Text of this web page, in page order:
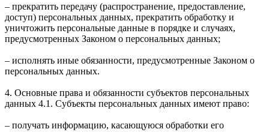
– прекратить передачу (распространение, предоставление,
доступ) персональных данных, прекратить обработку и
уничтожить персональные данные в порядке и случаях,
предусмотренных Законом о персональных данных;
– исполнять иные обязанности, предусмотренные Законом о
персональных данных.
4. Основные права и обязанности субъектов персональных
данных 4.1. Субъекты персональных данных имеют право:
– получать информацию, касающуюся обработки его